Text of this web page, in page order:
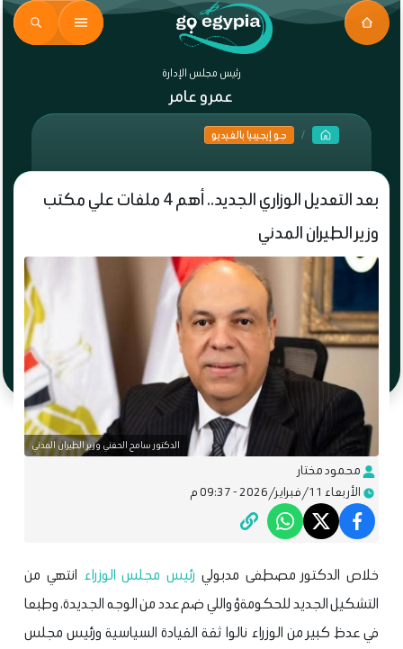
رئيس مجلس الإدارة
عمرو عامر
جو إيجيبيا بالفيديو
بعد التعديل الوزاري الجديد.. أهم 4 ملفات علي مكتب
وزير الطيران المدني
الدكتور سامح الحفني وزير الطيران المدني
محمود مختار
الأربعاء 11/فبراير/2026 - 09:37 م
خلاص الدكتور مصطفى مدبولي رئيس مجلس الوزراء انتهي من
التشكيل الجديد للحكومةؤ واللي ضم عدد من الوجه الجديدة، وطبعا
في عدظ كبير من الوزراء نالوا ثقة القيادة السياسية ورئيس مجلس